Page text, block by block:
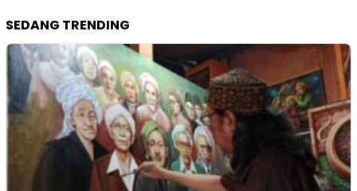
SEDANG TRENDING